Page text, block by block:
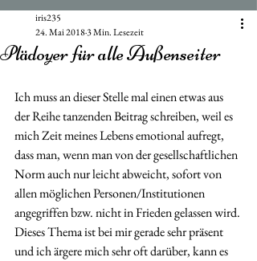
Plädoyer für alle Außenseiter
iris235
24. Mai 20183 Min. Lesezeit
Ich muss an dieser Stelle mal einen etwas aus
der Reihe tanzenden Beitrag schreiben, weil es
mich Zeit meines Lebens emotional aufregt,
dass man, wenn man von der gesellschaftlichen
Norm auch nur leicht abweicht, sofort von
allen möglichen Personen/Institutionen
angegriffen bzw. nicht in Frieden gelassen wird.
Dieses Thema ist bei mir gerade sehr präsent
und ich ärgere mich sehr oft darüber, kann es